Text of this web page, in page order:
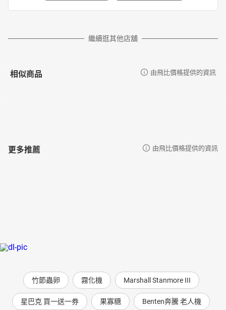
繼續逛其他店舖
相似商品 由飛比價格提供的資訊
更多推薦 由飛比價格提供的資訊
竹節蟲卵 霧化機 Marshall Stanmore III
星巴克 買一送一券 果寡糖 Benten奔騰 老人機